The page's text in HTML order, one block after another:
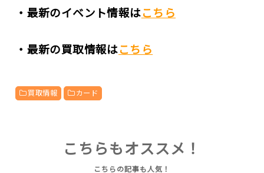
・最新のイベント情報はこちら
・最新の買取情報はこちら
買取情報 カード
こちらもオススメ！